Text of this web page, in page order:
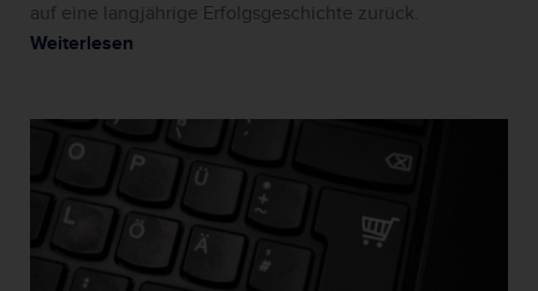
auf eine langjährige Erfolgsgeschichte zurück.
Weiterlesen